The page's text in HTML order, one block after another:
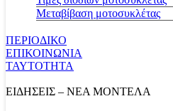
Μεταβίβαση μοτοσυκλέτας
ΠΕΡΙΟΔΙΚΟ
ΕΠΙΚΟΙΝΩΝΙΑ
ΤΑΥΤΟΤΗΤΑ
ΕΙΔΗΣΕΙΣ – ΝΕΑ ΜΟΝΤΕΛΑ